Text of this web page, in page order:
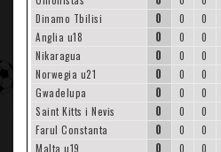
Dinamo Tbilisi 0 0 0
Anglia u18 0 0 0
Nikaragua 0 0 0
Norwegia u21 0 0 0
Gwadelupa 0 0 0
Saint Kitts i Nevis 0 0 0
Farul Constanta 0 0 0
Malta u19 0 0 0